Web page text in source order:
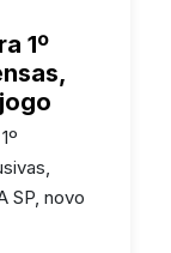
1º
SP, novo